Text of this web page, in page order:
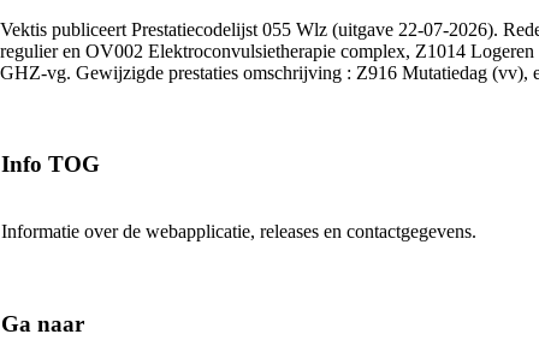
Vektis publiceert Prestatiecodelijst 055 Wlz (uitgave 22-07-2026).
regulier en OV002 Elektroconvulsietherapie complex, Z1014
GHZ-vg. Gewijzigde prestaties omschrijving : Z916 Mutatiedag (vv),
Info TOG
Informatie over de webapplicatie, releases en contactgegevens.
Ga naar